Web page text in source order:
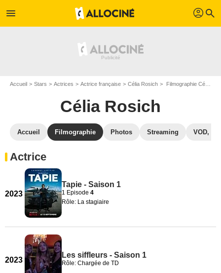
menu profil search
Accueil Stars Actrices Actrice française Célia Rosich Filmographie Célia Rosich
Célia Rosich
Accueil Filmographie Photos Streaming VOD,
Actrice
2023
Tapie - Saison 1
1 Episode 4
Rôle: La stagiaire
2023
Les siffleurs - Saison 1
Rôle: Chargée de TD